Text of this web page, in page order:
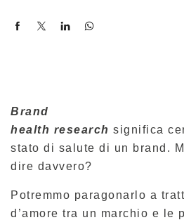
Brand
health research significa
stato di salute di un brand.
dire davvero?
Potremmo paragonarlo a
d’amore tra un marchio e le